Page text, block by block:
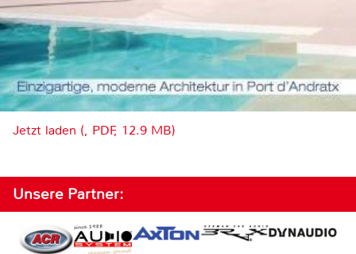
Jetzt laden (, PDF, 12.9 MB)
Unsere Partner: